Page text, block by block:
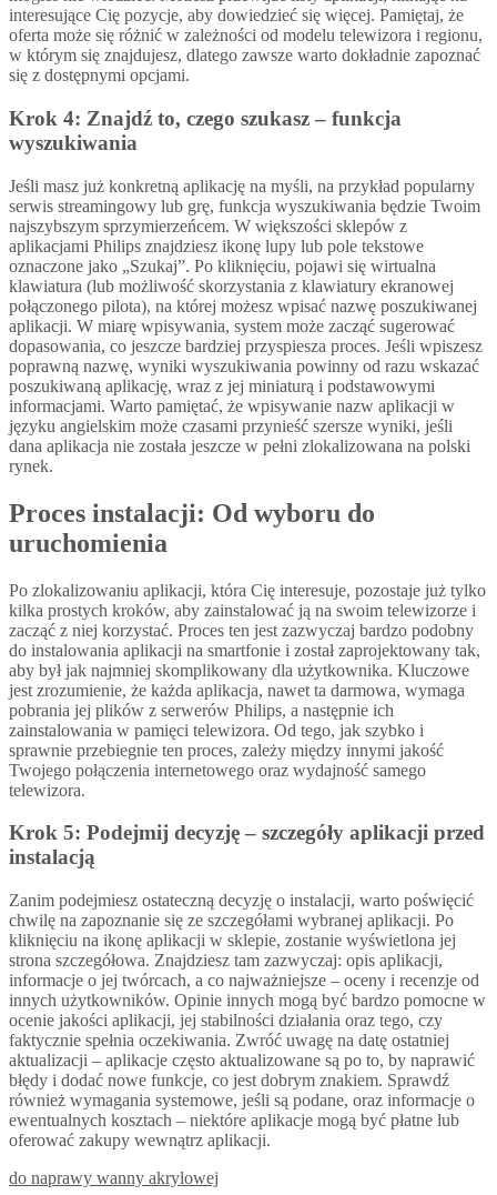
interesujące Cię pozycje, aby dowiedzieć się więcej. Pamiętaj, że
oferta może się różnić w zależności od modelu telewizora i regionu,
w którym się znajdujesz, dlatego zawsze warto dokładnie zapoznać
się z dostępnymi opcjami.
Krok 4: Znajdź to, czego szukasz – funkcja
wyszukiwania
Jeśli masz już konkretną aplikację na myśli, na przykład popularny
serwis streamingowy lub grę, funkcja wyszukiwania będzie Twoim
najszybszym sprzymierzeńcem. W większości sklepów z
aplikacjami Philips znajdziesz ikonę lupy lub pole tekstowe
oznaczone jako „Szukaj”. Po kliknięciu, pojawi się wirtualna
klawiatura (lub możliwość skorzystania z klawiatury ekranowej
połączonego pilota), na której możesz wpisać nazwę poszukiwanej
aplikacji. W miarę wpisywania, system może zacząć sugerować
dopasowania, co jeszcze bardziej przyspiesza proces. Jeśli wpiszesz
poprawną nazwę, wyniki wyszukiwania powinny od razu wskazać
poszukiwaną aplikację, wraz z jej miniaturą i podstawowymi
informacjami. Warto pamiętać, że wpisywanie nazw aplikacji w
języku angielskim może czasami przynieść szersze wyniki, jeśli
dana aplikacja nie została jeszcze w pełni zlokalizowana na polski
rynek.
Proces instalacji: Od wyboru do
uruchomienia
Po zlokalizowaniu aplikacji, która Cię interesuje, pozostaje już tylko
kilka prostych kroków, aby zainstalować ją na swoim telewizorze i
zacząć z niej korzystać. Proces ten jest zazwyczaj bardzo podobny
do instalowania aplikacji na smartfonie i został zaprojektowany tak,
aby był jak najmniej skomplikowany dla użytkownika. Kluczowe
jest zrozumienie, że każda aplikacja, nawet ta darmowa, wymaga
pobrania jej plików z serwerów Philips, a następnie ich
zainstalowania w pamięci telewizora. Od tego, jak szybko i
sprawnie przebiegnie ten proces, zależy między innymi jakość
Twojego połączenia internetowego oraz wydajność samego
telewizora.
Krok 5: Podejmij decyzję – szczegóły aplikacji przed
instalacją
Zanim podejmiesz ostateczną decyzję o instalacji, warto poświęcić
chwilę na zapoznanie się ze szczegółami wybranej aplikacji. Po
kliknięciu na ikonę aplikacji w sklepie, zostanie wyświetlona jej
strona szczegółowa. Znajdziesz tam zazwyczaj: opis aplikacji,
informacje o jej twórcach, a co najważniejsze – oceny i recenzje od
innych użytkowników. Opinie innych mogą być bardzo pomocne w
ocenie jakości aplikacji, jej stabilności działania oraz tego, czy
faktycznie spełnia oczekiwania. Zwróć uwagę na datę ostatniej
aktualizacji – aplikacje często aktualizowane są po to, by naprawić
błędy i dodać nowe funkcje, co jest dobrym znakiem. Sprawdź
również wymagania systemowe, jeśli są podane, oraz informacje o
ewentualnych kosztach – niektóre aplikacje mogą być płatne lub
oferować zakupy wewnątrz aplikacji.
do naprawy wanny akrylowej